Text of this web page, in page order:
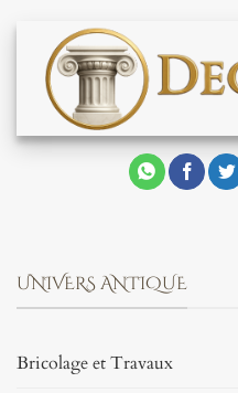
UNIVERS ANTIQUE
Bricolage et Travaux